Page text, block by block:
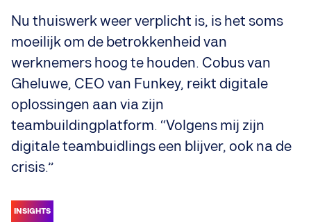
Nu thuiswerk weer verplicht is, is het soms
moeilijk om de betrokkenheid van
werknemers hoog te houden. Cobus van
Gheluwe, CEO van Funkey, reikt digitale
oplossingen aan via zijn
teambuildingplatform. “Volgens mij zijn
digitale teambuidlings een blijver, ook na de
crisis.”
INSIGHTS